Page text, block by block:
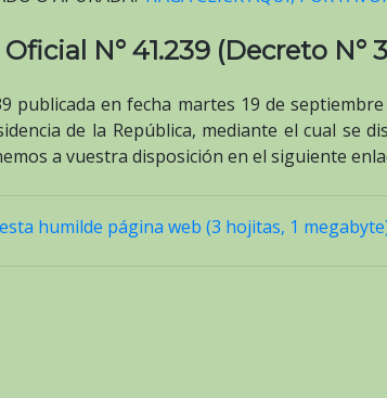
N° 41.239 (Decreto N°
publicada en fecha martes 19 de
de la República, mediante el cual se
a vuestra disposición en el siguiente
humilde página web (3 hojitas, 1